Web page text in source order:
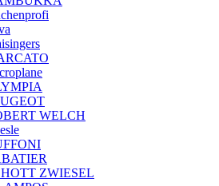
WELCH
ZWIESEL